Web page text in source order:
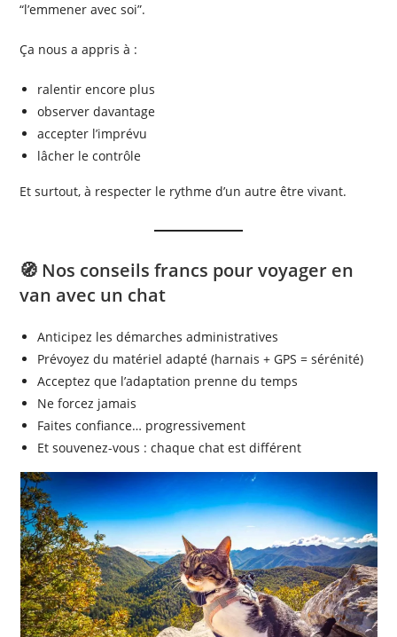
“l’emmener avec soi”.
Ça nous a appris à :
ralentir encore plus
observer davantage
accepter l’imprévu
lâcher le contrôle
Et surtout, à respecter le rythme d’un autre être vivant.
🧭 Nos conseils francs pour voyager en
van avec un chat
Anticipez les démarches administratives
Prévoyez du matériel adapté (harnais + GPS = sérénité)
Acceptez que l’adaptation prenne du temps
Ne forcez jamais
Faites confiance… progressivement
Et souvenez-vous : chaque chat est différent